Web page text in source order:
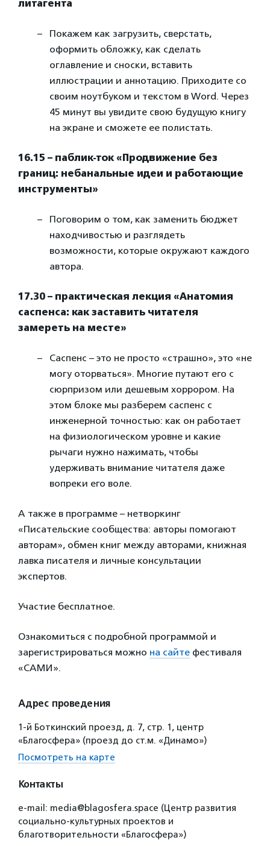
литагента
Покажем как загрузить, сверстать,
оформить обложку, как сделать
оглавление и сноски, вставить
иллюстрации и аннотацию. Приходите со
своим ноутбуком и текстом в Word. Через
45 минут вы увидите свою будущую книгу
на экране и сможете ее полистать.
16.15 – паблик-ток «Продвижение без
границ: небанальные идеи и работающие
инструменты»
Поговорим о том, как заменить бюджет
находчивостью и разглядеть
возможности, которые окружают каждого
автора.
17.30 – практическая лекция «Анатомия
саспенса: как заставить читателя
замереть на месте»
Саспенс – это не просто «страшно», это «не
могу оторваться». Многие путают его с
сюрпризом или дешевым хоррором. На
этом блоке мы разберем саспенс с
инженерной точностью: как он работает
на физиологическом уровне и какие
рычаги нужно нажимать, чтобы
удерживать внимание читателя даже
вопреки его воле.
А также в программе – нетворкинг
«Писательские сообщества: авторы помогают
авторам», обмен книг между авторами, книжная
лавка писателя и личные консультации
экспертов.
Участие бесплатное.
Ознакомиться с подробной программой и
зарегистрироваться можно на сайте фестиваля
«САМИ».
Адрес проведения
1-й Боткинский проезд, д. 7, стр. 1, центр
«Благосфера» (проезд до ст.м. «Динамо»)
Посмотреть на карте
Контакты
e-mail: media@blagosfera.space (Центр развития
социально-культурных проектов и
благотворительности «Благосфера»)